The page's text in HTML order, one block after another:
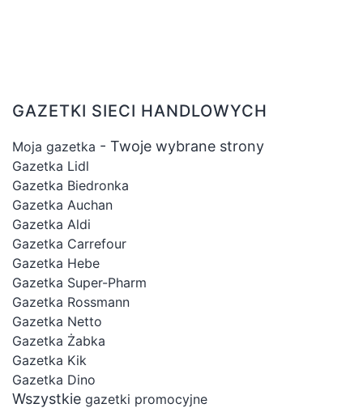
GAZETKI SIECI HANDLOWYCH
Moja gazetka - Twoje wybrane strony
Gazetka Lidl
Gazetka Biedronka
Gazetka Auchan
Gazetka Aldi
Gazetka Carrefour
Gazetka Hebe
Gazetka Super-Pharm
Gazetka Rossmann
Gazetka Netto
Gazetka Żabka
Gazetka Kik
Gazetka Dino
Wszystkie gazetki promocyjne